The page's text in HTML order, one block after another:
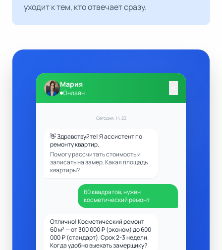
уходит к тем, кто отвечает сразу.
Мария
Онлайн
Сегодня, 14:23
👋 Здравствуйте! Я ассистент по
ремонту квартир.
Помогу рассчитать стоимость и
записать на замер. Какая площадь
квартиры?
60 квадратов, нужен
косметический ремонт
Отлично! Косметический ремонт
60 м² — от 300 000 ₽ (эконом) до 600
000 ₽ (стандарт). Срок 2-3 недели.
Когда удобно выехать замерщику?